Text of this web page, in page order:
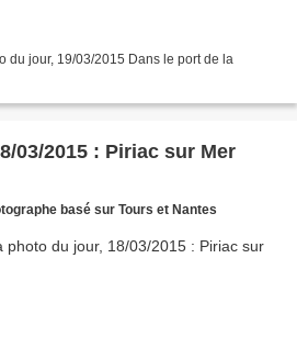
du jour, 19/03/2015 Dans le port de la
03/2015 : Piriac sur Mer
basé sur Tours et Nantes